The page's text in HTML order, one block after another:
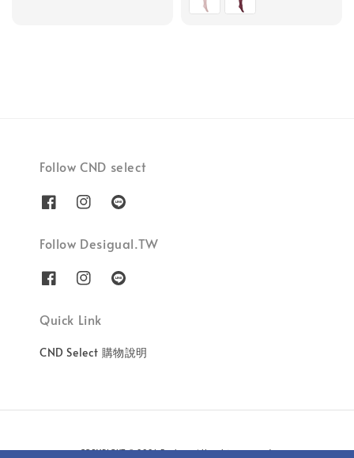
Follow CND select
Follow Desigual.TW
Quick Link
CND Select 購物說明
COPYRIGHT © 2026 Besbon. All rights reserved.